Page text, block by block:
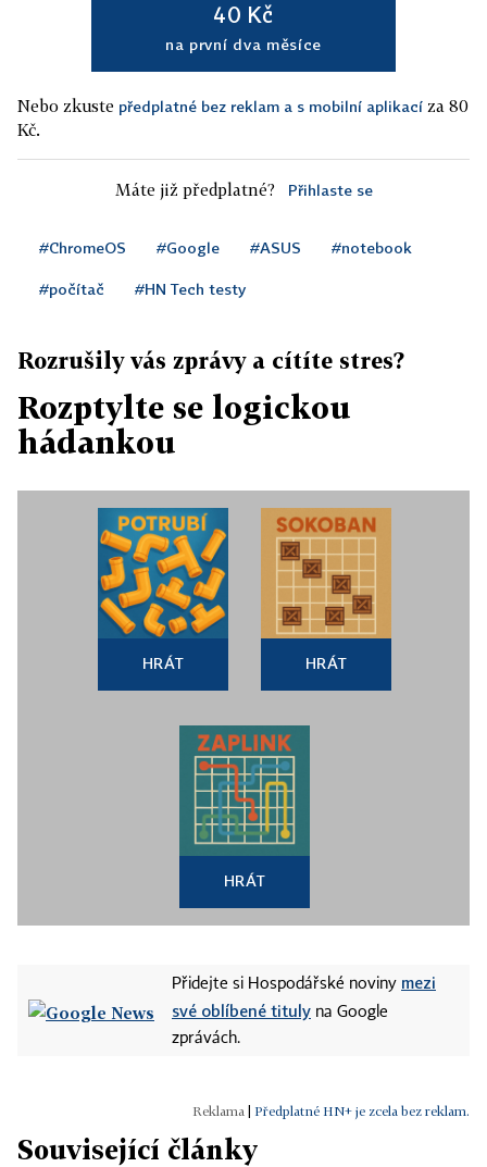
40 Kč
na první dva měsíce
Nebo zkuste předplatné bez reklam a s mobilní aplikací za 80
Kč.
Máte již předplatné? Přihlaste se
#ChromeOS #Google #ASUS #notebook
#počítač #HN Tech testy
Rozrušily vás zprávy a cítíte stres?
Rozptylte se logickou
hádankou
HRÁT HRÁT
HRÁT
Přidejte si Hospodářské noviny mezi
své oblíbené tituly na Google
zprávách.
Předplatné HN+ je zcela bez reklam.
Související články